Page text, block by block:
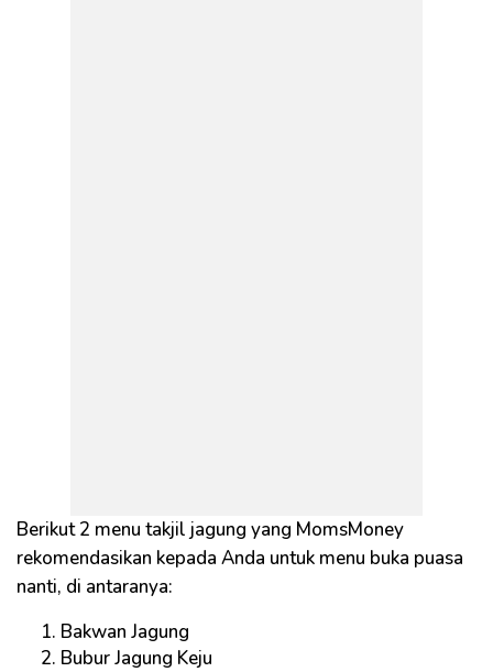
Berikut 2 menu takjil jagung yang MomsMoney
rekomendasikan kepada Anda untuk menu buka puasa
nanti, di antaranya:
Bakwan Jagung
Bubur Jagung Keju